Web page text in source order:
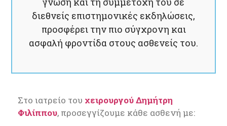
διεθνείς επιστημονικές εκδηλώσεις,
προσφέρει την πιο σύγχρονη και
ασφαλή φροντίδα στους ασθενείς του.
Στο ιατρείο του χειρουργού Δημήτρη
Φιλίππου, προσεγγίζουμε κάθε ασθενή με: